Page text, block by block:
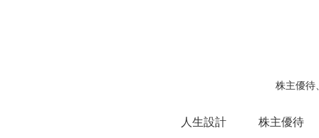
株主優待
人生設計 株主優待